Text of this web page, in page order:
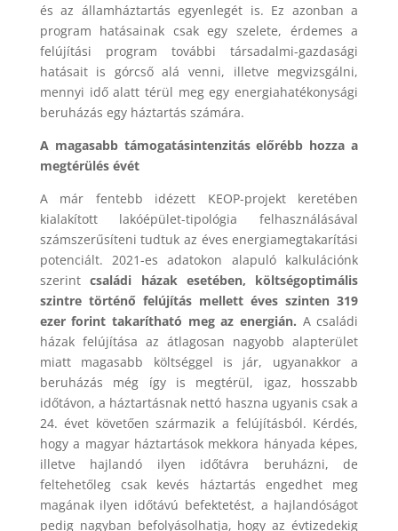
és az államháztartás egyenlegét is. Ez azonban a
program hatásainak csak egy szelete, érdemes a
felújítási program további társadalmi-gazdasági
hatásait is górcső alá venni, illetve megvizsgálni,
mennyi idő alatt térül meg egy energiahatékonysági
beruházás egy háztartás számára.
A magasabb támogatásintenzitás előrébb hozza a
megtérülés évét
A már fentebb idézett KEOP-projekt keretében
kialakított lakóépület-tipológia felhasználásával
számszerűsíteni tudtuk az éves energiamegtakarítási
potenciált. 2021-es adatokon alapuló kalkulációnk
szerintcsaládi házak esetében, költségoptimális
szintre történő felújítás mellett éves szinten 319
ezer forint takarítható meg az energián. A családi
házak felújítása az átlagosan nagyobb alapterület
miatt magasabb költséggel is jár, ugyanakkor a
beruházás még így is megtérül, igaz, hosszabb
időtávon, a háztartásnak nettó haszna ugyanis csak a
24. évet követően származik a felújításból. Kérdés,
hogy a magyar háztartások mekkora hányada képes,
illetve hajlandó ilyen időtávra beruházni, de
feltehetőleg csak kevés háztartás engedhet meg
magának ilyen időtávú befektetést, a hajlandóságot
pedig nagyban befolyásolhatja, hogy az évtizedekig